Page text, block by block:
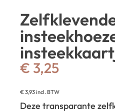
€ 3,25
€3,93incl. BTW
Deze transparante